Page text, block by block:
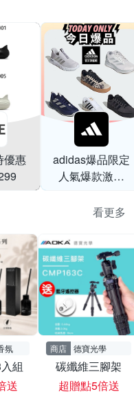
優惠
adidas爆品限定
人氣爆款激降
看更多
氛
組
送
商店 德寶光學
碳纖維三腳架
超贈點5倍送